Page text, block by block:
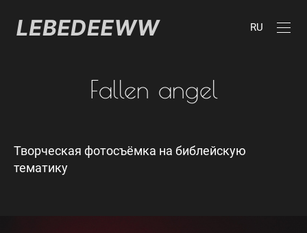
RU
Fallen angel
Творческая фотосъёмка на библейскую
тематику